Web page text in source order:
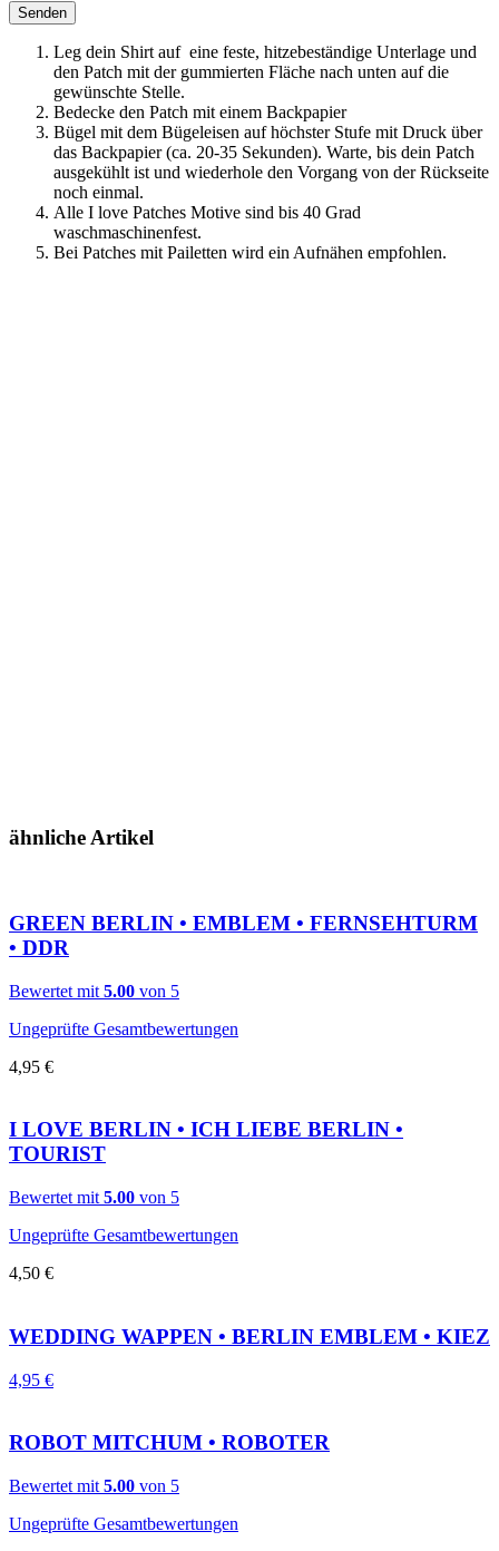
Leg dein Shirt auf eine feste, hitzebeständige Unterlage und
den Patch mit der gummierten Fläche nach unten auf die
gewünschte Stelle.
Bedecke den Patch mit einem Backpapier
Bügel mit dem Bügeleisen auf höchster Stufe mit Druck über
das Backpapier (ca. 20-35 Sekunden). Warte, bis dein Patch
ausgekühlt ist und wiederhole den Vorgang von der Rückseite
noch einmal.
Alle I love Patches Motive sind bis 40 Grad
waschmaschinenfest.
Bei Patches mit Pailetten wird ein Aufnähen empfohlen.
ähnliche Artikel
GREEN BERLIN • EMBLEM • FERNSEHTURM
• DDR
Bewertet mit 5.00 von 5
Ungeprüfte Gesamtbewertungen
4,95 €
I LOVE BERLIN • ICH LIEBE BERLIN •
TOURIST
Bewertet mit 5.00 von 5
Ungeprüfte Gesamtbewertungen
4,50 €
WEDDING WAPPEN • BERLIN EMBLEM • KIEZ
4,95 €
ROBOT MITCHUM • ROBOTER
Bewertet mit 5.00 von 5
Ungeprüfte Gesamtbewertungen